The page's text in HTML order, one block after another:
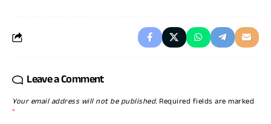
Leave a Comment
Your email address will not be published. Required fields are marked
*